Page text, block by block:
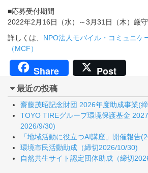
■応募受付期間
2022年2月16日（水）～3月31日（木）厳守
詳しくは、 NPO法人モバイル・コミュニケ
（MCF）
Share Post
最近の投稿
齋藤茂昭記念財団 2026年度助成事業(
TOYO TIREグループ環境保護基金
2026/9/30)
「地域活動に役立つAI講座」開催報告
環境市民活動助成（締切2026/10/30)
自然共生サイト認定団体助成（締切